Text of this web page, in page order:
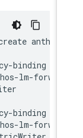
create
binding
lm-
binding
lm-